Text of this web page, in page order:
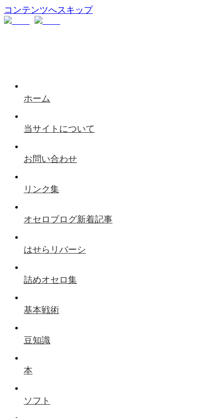
コンテンツへスキップ
ホーム
当サイトについて
お問い合わせ
リンク集
オセロブログ新着記事
はせらリバーシ
詰めオセロ集
基本戦術
豆知識
本
ソフト